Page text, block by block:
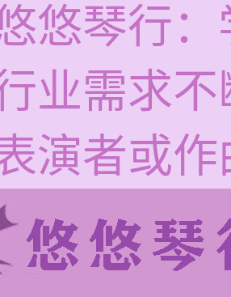
悠琴行
业需求
演者或